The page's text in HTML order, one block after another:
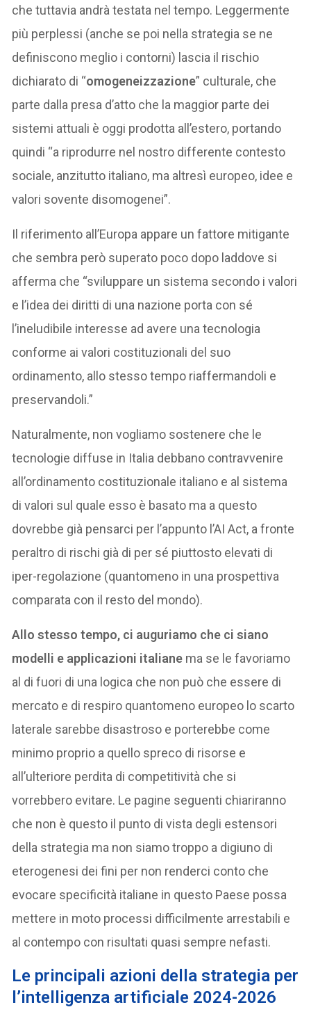
che tuttavia andrà testata nel tempo. Leggermente
più perplessi (anche se poi nella strategia se ne
definiscono meglio i contorni) lascia il rischio
dichiarato di “omogeneizzazione” culturale, che
parte dalla presa d’atto che la maggior parte dei
sistemi attuali è oggi prodotta all’estero, portando
quindi “a riprodurre nel nostro differente contesto
sociale, anzitutto italiano, ma altresì europeo, idee e
valori sovente disomogenei”.
Il riferimento all’Europa appare un fattore mitigante
che sembra però superato poco dopo laddove si
afferma che “sviluppare un sistema secondo i valori
e l’idea dei diritti di una nazione porta con sé
l’ineludibile interesse ad avere una tecnologia
conforme ai valori costituzionali del suo
ordinamento, allo stesso tempo riaffermandoli e
preservandoli.”
Naturalmente, non vogliamo sostenere che le
tecnologie diffuse in Italia debbano contravvenire
all’ordinamento costituzionale italiano e al sistema
di valori sul quale esso è basato ma a questo
dovrebbe già pensarci per l’appunto l’AI Act, a fronte
peraltro di rischi già di per sé piuttosto elevati di
iper-regolazione (quantomeno in una prospettiva
comparata con il resto del mondo).
Allo stesso tempo, ci auguriamo che ci siano
modelli e applicazioni italiane ma se le favoriamo
al di fuori di una logica che non può che essere di
mercato e di respiro quantomeno europeo lo scarto
laterale sarebbe disastroso e porterebbe come
minimo proprio a quello spreco di risorse e
all’ulteriore perdita di competitività che si
vorrebbero evitare. Le pagine seguenti chiariranno
che non è questo il punto di vista degli estensori
della strategia ma non siamo troppo a digiuno di
eterogenesi dei fini per non renderci conto che
evocare specificità italiane in questo Paese possa
mettere in moto processi difficilmente arrestabili e
al contempo con risultati quasi sempre nefasti.
Le principali azioni della strategia per
l’intelligenza artificiale 2024-2026